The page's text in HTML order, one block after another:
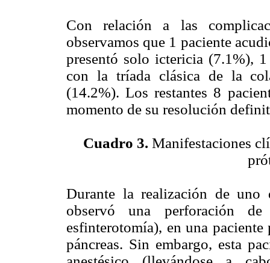
Con relación a las
observamos que 1 paciente
presentó solo ictericia (7.1%),
con la tríada clásica de la
(14.2%). Los restantes 8
momento de su resolución
Cuadro 3. Manifestaciones
Durante la realización de uno
observó una perforación
esfinterotomía), en una
páncreas. Sin embargo, esta